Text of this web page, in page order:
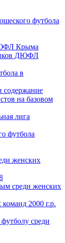
футбола
Крыма
ДЮФЛ
в
содержание
на базовом
лига
футбола
женских
среди женских
2000 г.р.
среди